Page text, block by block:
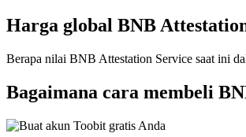
Harga global BNB
Berapa nilai BNB Attestation Service saat ini
Bagaimana cara membeli